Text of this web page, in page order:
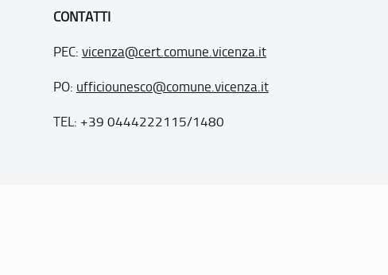
CONTATTI
PEC: vicenza@cert.comune.vicenza.it
PO: ufficiounesco@comune.vicenza.it
TEL: +39 0444222115/1480